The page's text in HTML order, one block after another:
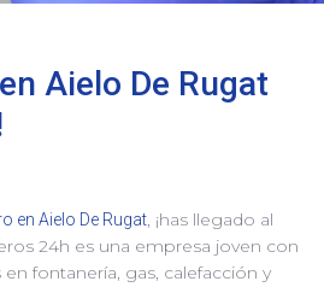
Aielo De Rugat
en Aielo De Rugat, ¡has llegado al
24h es una empresa joven con
fontanería, gas, calefacción y